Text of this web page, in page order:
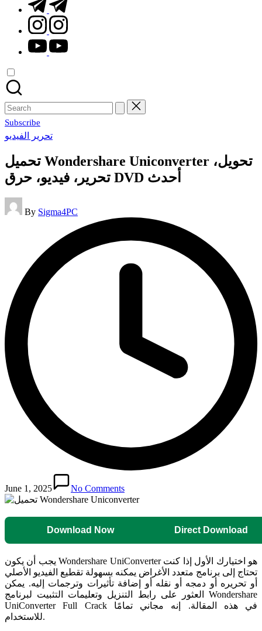
instagram.com
youtube.com
Search
for:
Subscribe
Posted
تحرير الفيديو
تحميل Wondershare Uniconverter تحويل،
تحرير، فيديو، حرق DVD أحدث
Posted
by
By Sigma4PC
June 1, 2025 No Comments
Download Now Direct Download
يجب أن يكون Wondershare UniConverter هو اختيارك الأول إذا كنت
تحتاج إلى برنامج متعدد الأغراض يمكنه بسهولة تقطيع الفيديو الأصلي
أو تحريره أو دمجه أو نقله أو إضافة تأثيرات وترجمات إليه. يمكن
العثور على رابط التنزيل وتعليمات التثبيت لبرنامج Wondershare
UniConverter Full Crack في هذه المقالة. إنه مجاني تمامًا
للاستخدام.